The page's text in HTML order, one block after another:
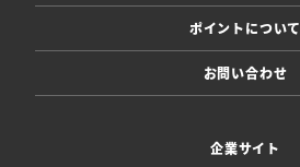
ポイントについて
お問い合わせ
企業サイト